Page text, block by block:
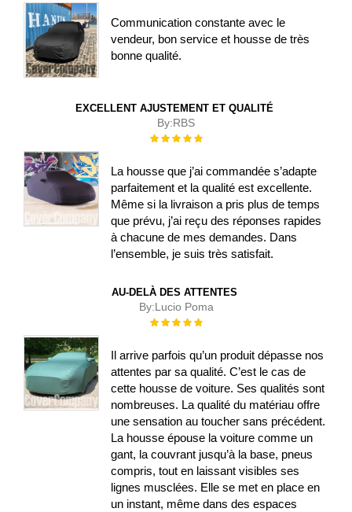
Communication constante avec le
vendeur, bon service et housse de très
bonne qualité.
EXCELLENT AJUSTEMENT ET QUALITÉ
By:RBS
Évaluation :
La housse que j’ai commandée s’adapte
parfaitement et la qualité est excellente.
Même si la livraison a pris plus de temps
que prévu, j’ai reçu des réponses rapides
à chacune de mes demandes. Dans
l’ensemble, je suis très satisfait.
AU-DELÀ DES ATTENTES
By:Lucio Poma
Évaluation :
Il arrive parfois qu’un produit dépasse nos
attentes par sa qualité. C’est le cas de
cette housse de voiture. Ses qualités sont
nombreuses. La qualité du matériau offre
une sensation au toucher sans précédent.
La housse épouse la voiture comme un
gant, la couvrant jusqu’à la base, pneus
compris, tout en laissant visibles ses
lignes musclées. Elle se met en place en
un instant, même dans des espaces